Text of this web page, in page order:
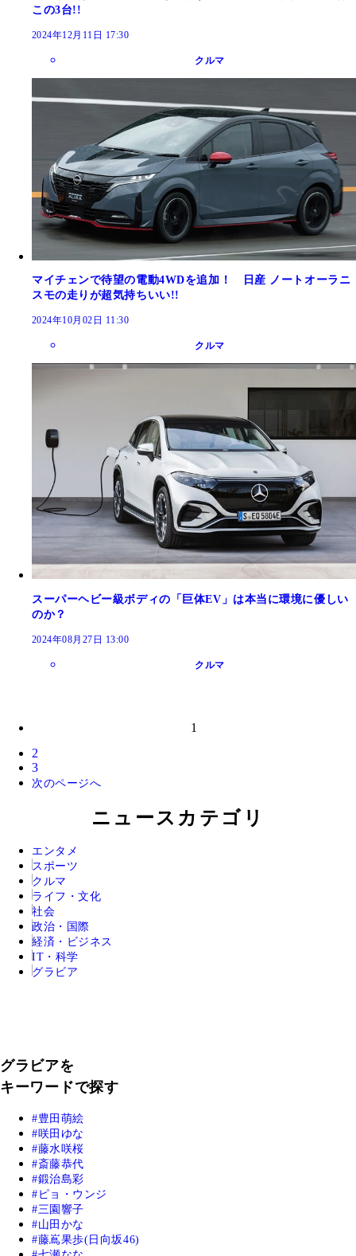
この3台!!
2024年12月11日 17:30
クルマ
マイチェンで待望の電動4WDを追加！ 日産 ノートオーラニ
スモの走りが超気持ちいい!!
2024年10月02日 11:30
クルマ
スーパーヘビー級ボディの「巨体EV」は本当に環境に優しい
のか？
2024年08月27日 13:00
クルマ
1
2
3
次のページへ
ニュースカテゴリ
エンタメ
スポーツ
クルマ
ライフ・文化
社会
政治・国際
経済・ビジネス
IT・科学
グラビア
グラビアを
キーワードで探す
豊田萌絵
咲田ゆな
藤水咲桜
斎藤恭代
鍛治島彩
ピョ・ウンジ
三園響子
山田かな
藤嶌果歩(日向坂46)